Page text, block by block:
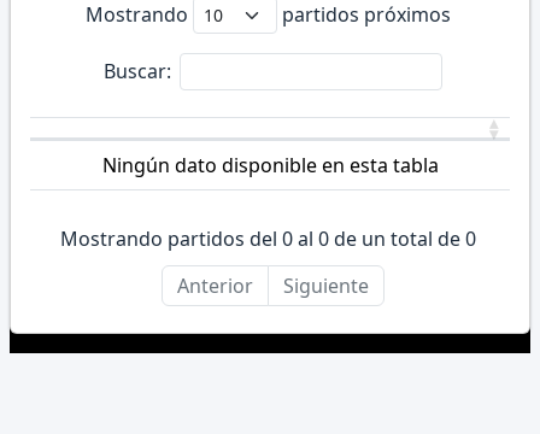
Mostrando partidos próximos
Buscar:
Ningún dato disponible en esta tabla
Mostrando partidos del 0 al 0 de un total de 0
Anterior
Siguiente